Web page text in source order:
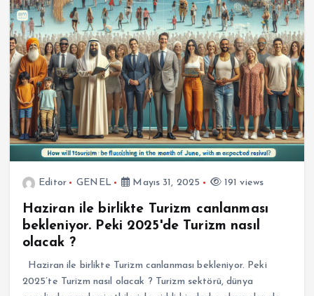
Editor GENEL Mayıs 31, 2025 191 views
Haziran ile birlikte Turizm canlanması
bekleniyor. Peki 2025'de Turizm nasıl
olacak ?
Haziran ile birlikte Turizm canlanması bekleniyor. Peki
2025’te Turizm nasıl olacak ? Turizm sektörü, dünya